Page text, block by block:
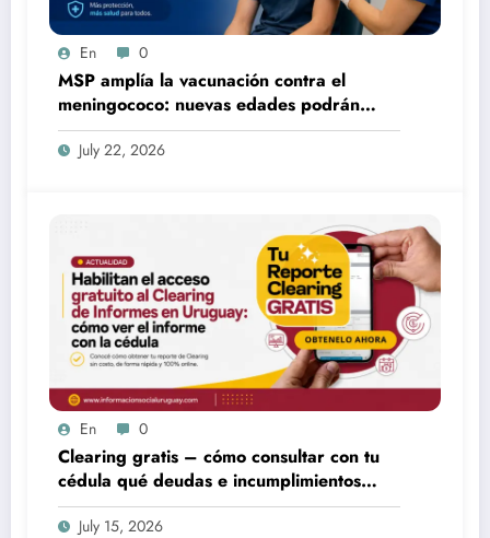
En 0
MSP amplía la vacunación contra el
meningococo: nuevas edades podrán
acceder desde fines de julio
July 22, 2026
En 0
Clearing gratis – cómo consultar con tu
cédula qué deudas e incumplimientos
tenés
July 15, 2026